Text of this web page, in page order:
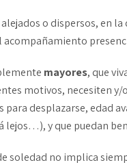
o dispersos, en
acompañamiento
mayores, que
motivos, necesiten y/
para desplazarse, edad
y que puedan
soledad no implica